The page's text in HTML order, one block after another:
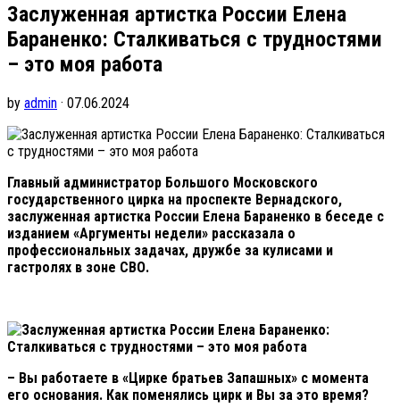
Заслуженная артистка России Елена
Бараненко: Сталкиваться с трудностями
– это моя работа
by admin · 07.06.2024
Главный администратор Большого Московского
государственного цирка на проспекте Вернадского,
заслуженная артистка России Елена Бараненко в беседе с
изданием «Аргументы недели» рассказала о
профессиональных задачах, дружбе за кулисами и
гастролях в зоне СВО.
– Вы работаете в «Цирке братьев Запашных» с момента
его основания. Как поменялись цирк и Вы за это время?